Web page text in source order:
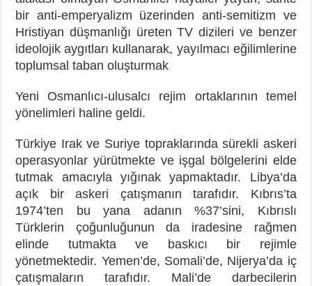
bir anti-emperyalizm üzerinden anti-semitizm ve
Hristiyan düşmanlığı üreten TV dizileri ve benzer
ideolojik aygıtları kullanarak, yayılmacı eğilimlerine
toplumsal taban oluşturmak
Yeni Osmanlıcı-ulusalcı rejim ortaklarının temel
yönelimleri haline geldi.
Türkiye Irak ve Suriye topraklarında sürekli askeri
operasyonlar yürütmekte ve işgal bölgelerini elde
tutmak amacıyla yığınak yapmaktadır. Libya’da
açık bir askeri çatışmanın tarafıdır. Kıbrıs’ta
1974’ten bu yana adanın %37’sini, Kıbrıslı
Türklerin çoğunluğunun da iradesine rağmen
elinde tutmakta ve baskıcı bir rejimle
yönetmektedir. Yemen’de, Somali’de, Nijerya’da iç
çatışmaların tarafıdır. Mali’de darbecilerin